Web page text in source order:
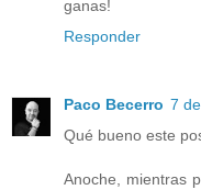
ganas!
Responder
Paco Becerro 7
Qué bueno este
Anoche, mientras